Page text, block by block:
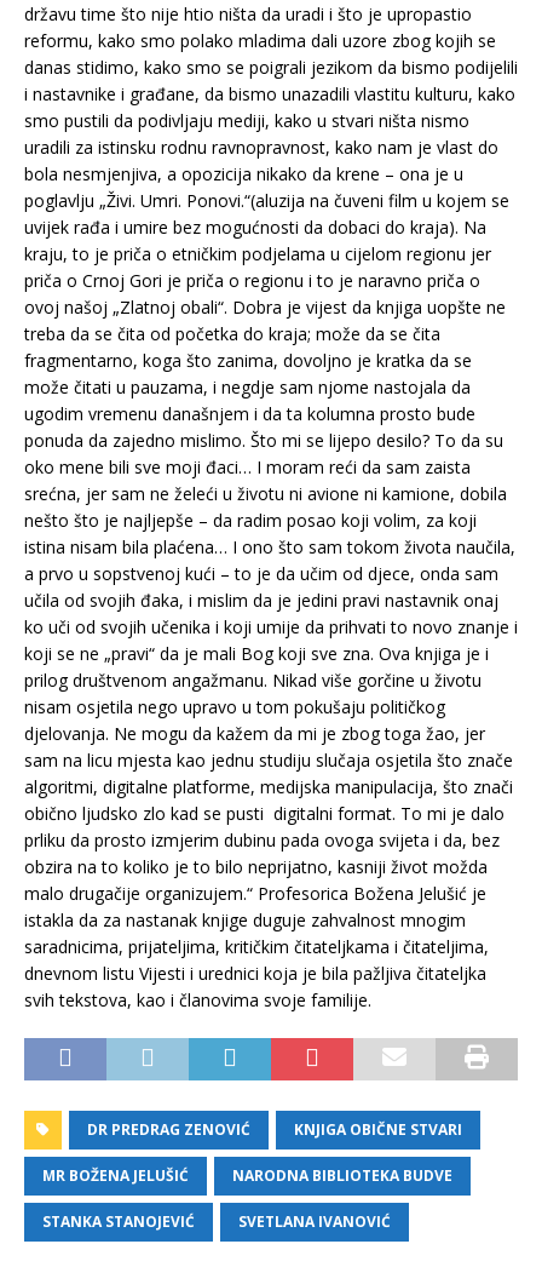
državu time što nije htio ništa da uradi i što je upropastio
reformu, kako smo polako mladima dali uzore zbog kojih se
danas stidimo, kako smo se poigrali jezikom da bismo podijelili
i nastavnike i građane, da bismo unazadili vlastitu kulturu, kako
smo pustili da podivljaju mediji, kako u stvari ništa nismo
uradili za istinsku rodnu ravnopravnost, kako nam je vlast do
bola nesmjenjiva, a opozicija nikako da krene – ona je u
poglavlju „Živi. Umri. Ponovi.“(aluzija na čuveni film u kojem se
uvijek rađa i umire bez mogućnosti da dobaci do kraja). Na
kraju, to je priča o etničkim podjelama u cijelom regionu jer
priča o Crnoj Gori je priča o regionu i to je naravno priča o
ovoj našoj „Zlatnoj obali“. Dobra je vijest da knjiga uopšte ne
treba da se čita od početka do kraja; može da se čita
fragmentarno, koga što zanima, dovoljno je kratka da se
može čitati u pauzama, i negdje sam njome nastojala da
ugodim vremenu današnjem i da ta kolumna prosto bude
ponuda da zajedno mislimo. Što mi se lijepo desilo? To da su
oko mene bili sve moji đaci… I moram reći da sam zaista
srećna, jer sam ne želeći u životu ni avione ni kamione, dobila
nešto što je najljepše – da radim posao koji volim, za koji
istina nisam bila plaćena… I ono što sam tokom života naučila,
a prvo u sopstvenoj kući – to je da učim od djece, onda sam
učila od svojih đaka, i mislim da je jedini pravi nastavnik onaj
ko uči od svojih učenika i koji umije da prihvati to novo znanje i
koji se ne „pravi“ da je mali Bog koji sve zna. Ova knjiga je i
prilog društvenom angažmanu. Nikad više gorčine u životu
nisam osjetila nego upravo u tom pokušaju političkog
djelovanja. Ne mogu da kažem da mi je zbog toga žao, jer
sam na licu mjesta kao jednu studiju slučaja osjetila što znače
algoritmi, digitalne platforme, medijska manipulacija, što znači
obično ljudsko zlo kad se pusti digitalni format. To mi je dalo
prliku da prosto izmjerim dubinu pada ovoga svijeta i da, bez
obzira na to koliko je to bilo neprijatno, kasniji život možda
malo drugačije organizujem.“ Profesorica Božena Jelušić je
istakla da za nastanak knjige duguje zahvalnost mnogim
saradnicima, prijateljima, kritičkim čitateljkama i čitateljima,
dnevnom listu Vijesti i urednici koja je bila pažljiva čitateljka
svih tekstova, kao i članovima svoje familije.
DR PREDRAG ZENOVIĆ KNJIGA OBIČNE STVARI
MR BOŽENA JELUŠIĆ NARODNA BIBLIOTEKA BUDVE
STANKA STANOJEVIĆ SVETLANA IVANOVIĆ